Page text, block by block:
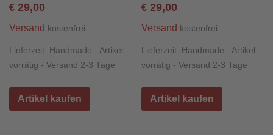
€ 29,00
Versand kostenfrei
Lieferzeit: Handmade - Artikel
vorrätig - Versand 2-3 Tage
Artikel kaufen
€ 29,00
Versand kostenfrei
Lieferzeit: Handmade - Artikel
vorrätig - Versand 2-3 Tage
Artikel kaufen